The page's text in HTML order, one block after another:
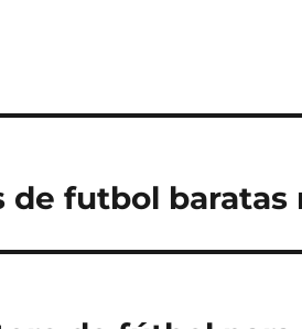
de futbol baratas